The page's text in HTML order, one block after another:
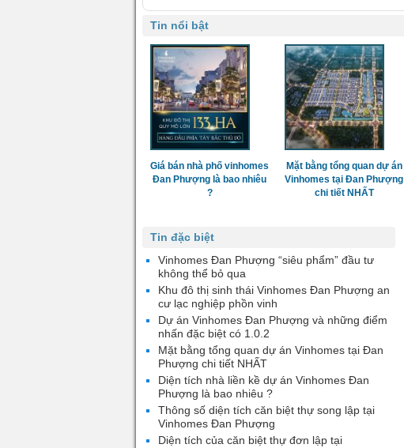
Tin nổi bật
Giá bán nhà phố vinhomes
Đan Phượng là bao nhiêu
?
Mặt bằng tổng quan dự án
Vinhomes tại Đan Phượng
chi tiết NHẤT
Tin đặc biệt
Vinhomes Đan Phượng “siêu phẩm” đầu tư
không thể bỏ qua
Khu đô thị sinh thái Vinhomes Đan Phượng an
cư lạc nghiệp phồn vinh
Dự án Vinhomes Đan Phượng và những điểm
nhấn đặc biệt có 1.0.2
Mặt bằng tổng quan dự án Vinhomes tại Đan
Phượng chi tiết NHẤT
Diện tích nhà liền kề dự án Vinhomes Đan
Phượng là bao nhiêu ?
Thông số diện tích căn biệt thự song lập tại
Vinhomes Đan Phượng
Diện tích của căn biệt thự đơn lập tại